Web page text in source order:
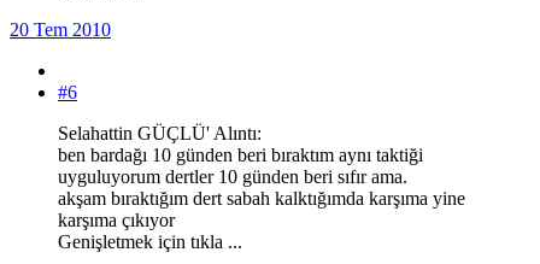
20 Tem 2010
#6
Selahattin GÜÇLÜ' Alıntı:
ben bardağı 10 günden beri bıraktım aynı taktiği
uyguluyorum dertler 10 günden beri sıfır ama.
akşam bıraktığım dert sabah kalktığımda karşıma yine
karşıma çıkıyor
Genişletmek için tıkla ...